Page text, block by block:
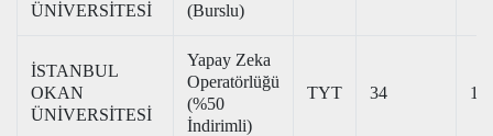
ÜNİVERSİTESİ
(Burslu)
İSTANBUL
OKAN
ÜNİVERSİTESİ
Yapay Zeka
Operatörlüğü
(%50
İndirimli)
TYT 34